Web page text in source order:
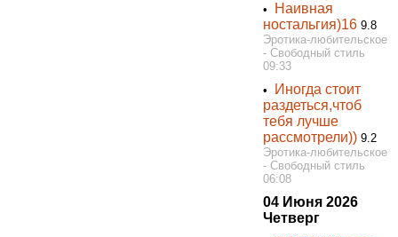
•
Наивная
ностальгия)16 9.8
Эротика-любительское
- Свободный стиль
09:33
•
Иногда стоит
раздеться,чтоб
тебя лучше
рассмотрели)) 9.2
Эротика-любительское
- Свободный стиль
06:08
04 Июня 2026
Четверг